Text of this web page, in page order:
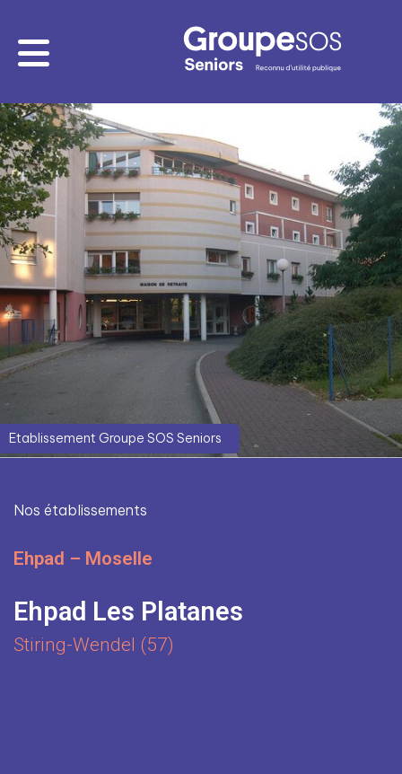
Nos établissements
Ehpad – Moselle
Ehpad Les Platanes
Stiring-Wendel (57)
Etablissement Groupe SOS Seniors